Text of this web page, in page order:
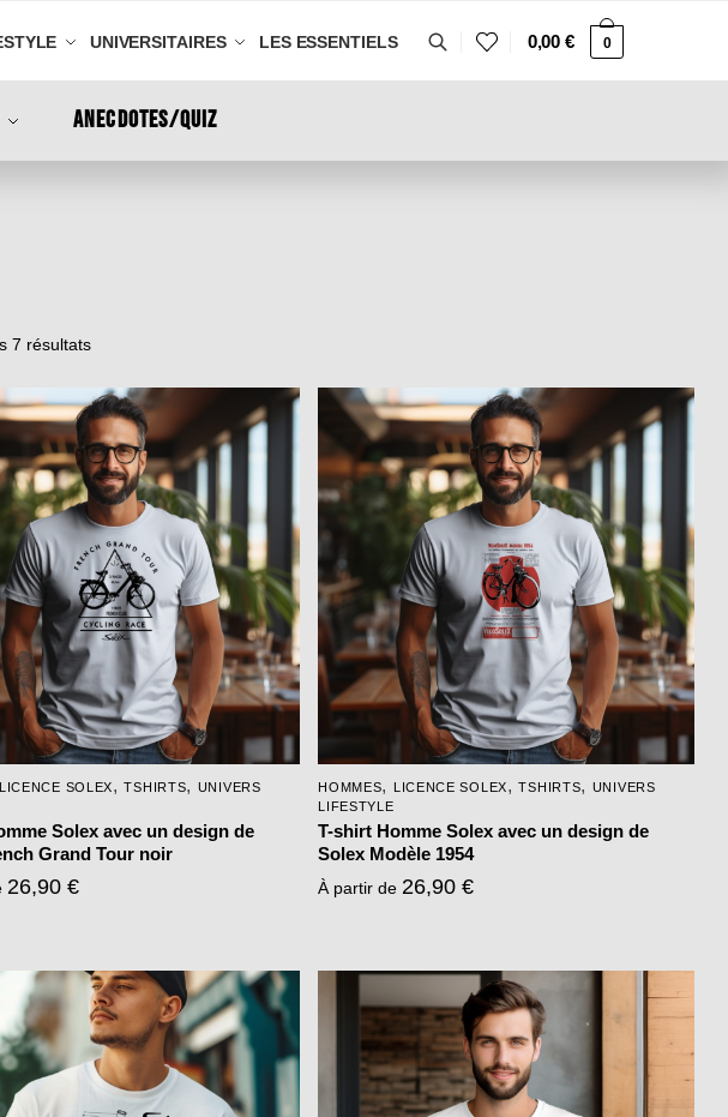
UNIVERSITAIRES LES ESSENTIELS 0,00€ 0
ANECDOTES/QUIZ
7 résultats
LICENCE SOLEX,TSHIRTS, UNIVERS
Solex avec un design de
Grand Tour noir
26,90€
HOMMES, LICENCE SOLEX,TSHIRTS, UNIVERS
LIFESTYLE
T-shirt Homme Solex avec un design de
Solex Modèle 1954
À partir de 26,90€
produit
plusieurs
variations.